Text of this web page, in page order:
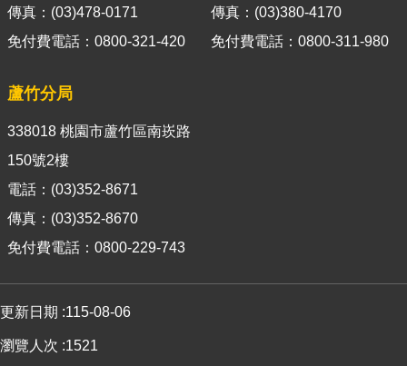
Việt
Nam
English
網
站
導
市
政
信
傳真：(03)478-0171
免付費電話：0800-321-420
傳真：(03)380-4170
免付費電話：0800-311-980
蘆竹分局
338018 桃園市蘆竹區南崁路
150號2樓
電話：(03)352-8671
傳真：(03)352-8670
免付費電話：0800-229-743
更新日期 115-08-06
瀏覽人次 1521